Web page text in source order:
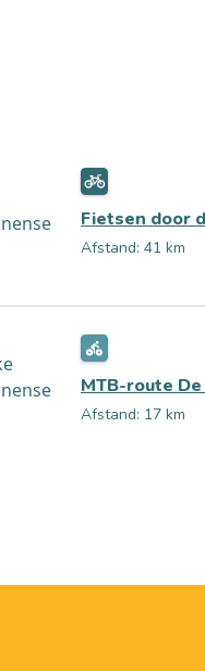
Fietsen door
Afstand: 41 km
MTB-route
Afstand: 17 km